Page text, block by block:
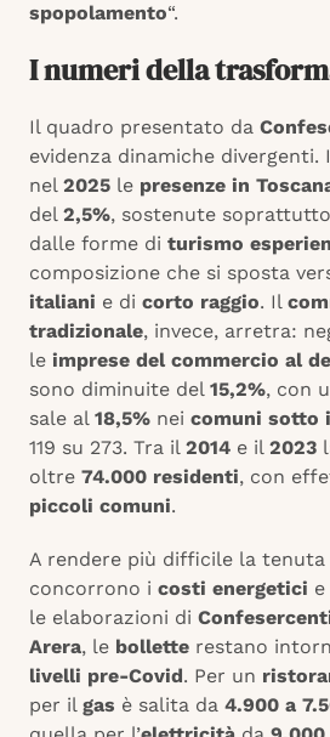
spopolamento“.
I numeri della
Il quadro presentato da
evidenza dinamiche divergenti.
nel 2025 le presenze in
del 2,5%, sostenute
dalle forme di turismo
composizione che si sposta
italiani e di corto raggio. Il
tradizionale, invece, arretra:
le imprese del commercio al
sono diminuite del 15,2%, con
sale al 18,5% nei comuni sotto
119 su 273. Tra il 2014 e il 2023
oltre 74.000 residenti, con
piccoli comuni.
A rendere più difficile la tenuta
concorrono i costi energetici e
le elaborazioni di
Arera, le bollette restano
livelli pre-Covid. Per un
per il gas è salita da 4.900 a